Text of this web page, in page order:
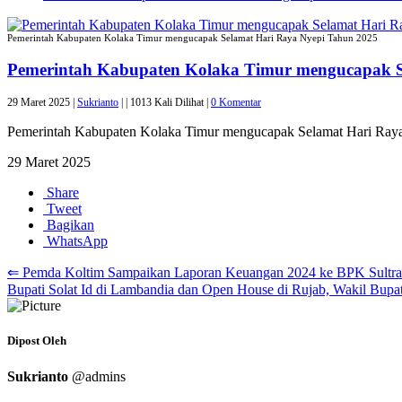
Pemerintah Kabupaten Kolaka Timur mengucapak Selamat Hari Raya Nyepi Tahun 2025
Pemerintah Kabupaten Kolaka Timur mengucapak
29 Maret 2025 | Sukrianto 1013 Kali Dilihat | 0 Komentar
Pemerintah Kabupaten Kolaka Timur mengucapak Selamat Hari
29 Maret 2025
Share
Tweet
Bagikan
WhatsApp
⇐ Pemda Koltim Sampaikan Laporan Keuangan 2024 ke BPK Sultra
Bupati Solat Id di Lambandia dan Open House di Rujab, Wakil
Dipost Oleh
Sukrianto @admins